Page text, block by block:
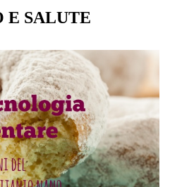
E SALUTE